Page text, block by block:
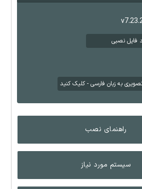
فایل نصبی
به زبان فارسی - کلیک کنید
راهنمای نصب
سیستم مورد نیاز